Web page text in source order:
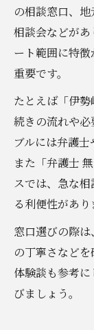
の相談窓口、
相談会などが
ート範囲に特
重要です。
たとえば「伊
続きの流れや
ブルには弁護士
また「弁護士
スでは、急な
る利便性があり
窓口選びの際
の丁寧さなど
体験談も参考
びましょう。